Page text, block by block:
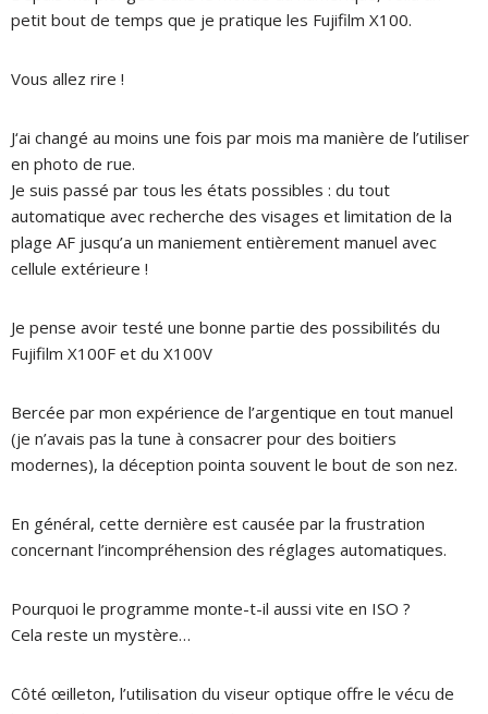
petit bout de temps que je pratique les Fujifilm X100.
Vous allez rire !
J‘ai changé au moins une fois par mois ma manière de l’utiliser
en photo de rue.
Je suis passé par tous les états possibles : du tout
automatique avec recherche des visages et limitation de la
plage AF jusqu’a un maniement entièrement manuel avec
cellule extérieure !
Je pense avoir testé une bonne partie des possibilités du
Fujifilm X100F et du X100V
Bercée par mon expérience de l’argentique en tout manuel
(je n’avais pas la tune à consacrer pour des boitiers
modernes), la déception pointa souvent le bout de son nez.
En général, cette dernière est causée par la frustration
concernant l’incompréhension des réglages automatiques.
Pourquoi le programme monte-t-il aussi vite en ISO ?
Cela reste un mystère…
Côté œilleton, l’utilisation du viseur optique offre le vécu de